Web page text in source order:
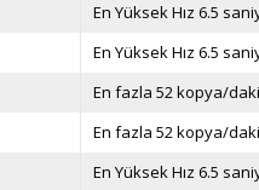
En Yüksek Hız 6.5
En Yüksek Hız 6.5
En fazla 52 kopya/
En fazla 52 kopya/
En Yüksek Hız 6.5